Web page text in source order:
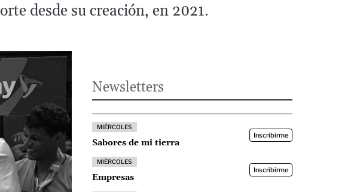
desde su creación, en 2021.
Newsletters
MIÉRCOLES
Sabores de mi tierra
Inscribirme
MIÉRCOLES
Empresas
Inscribirme